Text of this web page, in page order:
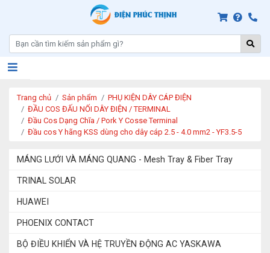
Trang chủ Sản phẩm
PHỤ KIỆN DÂY CÁP ĐIỆN
ĐẦU COS ĐẤU NỐI DÂY ĐIỆN / TERMINAL
Đầu Cos Dạng Chĩa / Pork Y Cosse Terminal
Đầu cos Y hãng KSS dùng cho dây cáp 2.5 - 4.0 mm2 - YF3.5-5
MÁNG LƯỚI VÀ MÁNG QUANG - Mesh Tray & Fiber Tray
TRINAL SOLAR
HUAWEI
PHOENIX CONTACT
BỘ ĐIỀU KHIỂN VÀ HỆ TRUYỀN ĐỘNG AC YASKAWA